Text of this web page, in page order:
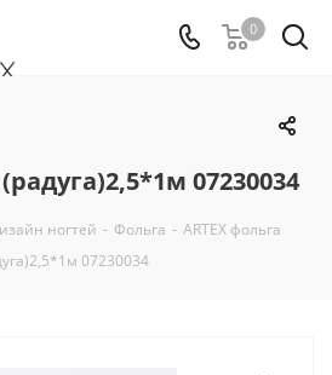
0
07230034
ногтей - Фольга - ARTEX фольга
07230034